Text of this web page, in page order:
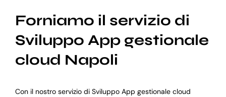
Forniamo il servizio di
Sviluppo App gestionale
cloud Napoli
Con il nostro servizio di Sviluppo App gestionale cloud